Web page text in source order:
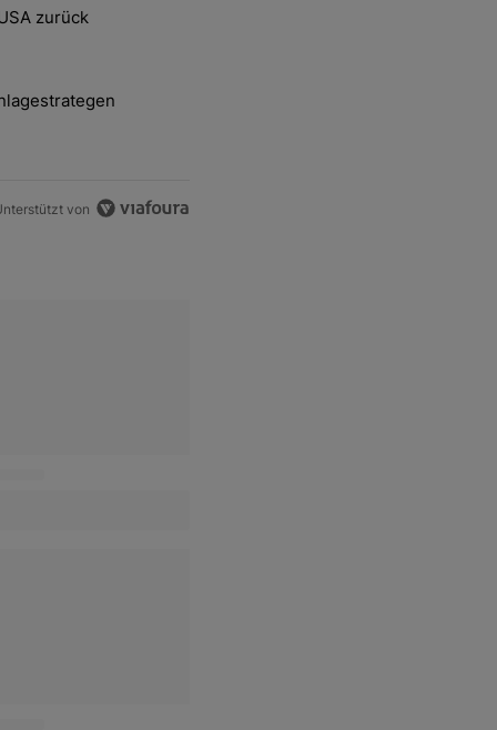
Artikel der letzten 7 days.
mit den USA zurück" mit 2 kommentare.
zurück
Hott eines Anlagestrategen" mit 2 kommentare.
von